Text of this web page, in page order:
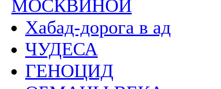
МОСКВИНОЙ
Хабад-дорога в ад
ЧУДЕСА
ГЕНОЦИД